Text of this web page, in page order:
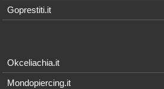
Goprestiti.it
Okceliachia.it
Mondopiercing.it